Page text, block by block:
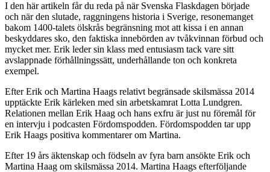
I den här artikeln får du reda på när Svenska Flaskdagen började
och när den slutade, raggningens historia i Sverige, resonemanget
bakom 1400-talets ölskrås begränsning mot att kissa i en annan
beskyddares sko, den faktiska innebörden av tvåkvinnan förbud och
mycket mer. Erik leder sin klass med entusiasm tack vare sitt
avslappnade förhållningssätt, underhållande ton och konkreta
exempel.
Efter Erik och Martina Haags relativt begränsade skilsmässa 2014
upptäckte Erik kärleken med sin arbetskamrat Lotta Lundgren.
Relationen mellan Erik Haag och hans exfru är just nu föremål för
en intervju i podcasten Fördomspodden. Fördomspodden tar upp
Erik Haags positiva kommentarer om Martina.
Efter 19 års äktenskap och födseln av fyra barn ansökte Erik och
Martina Haag om skilsmässa 2014. Martina Haags efterföljande